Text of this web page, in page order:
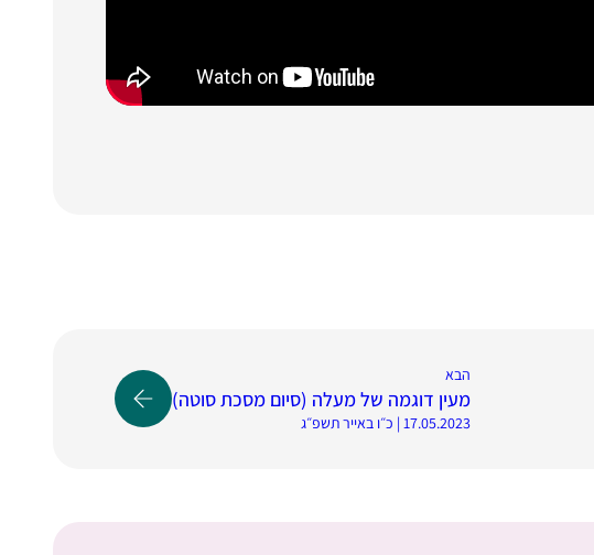
הבא
מעין דוגמה של מעלה (סיום מסכת סוטה)
17.05.2023 | כ״ו באייר תשפ״ג